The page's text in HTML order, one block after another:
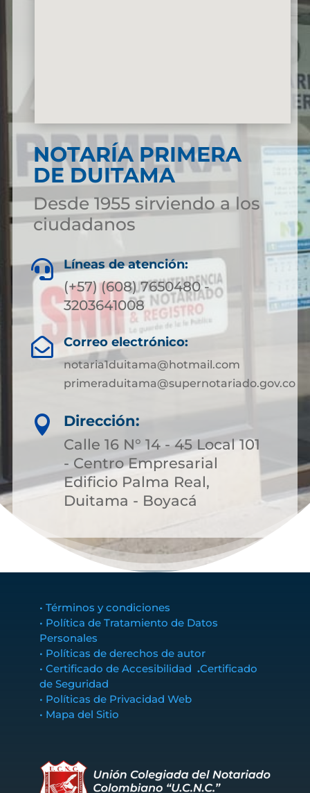
NOTARÍA PRIMERA
DE DUITAMA
Desde 1955 sirviendo a los
ciudadanos
 Líneas de atención:
(+57) (608) 7650480 -
3203641008
 Correo electrónico:
notaria1duitama@hotmail.com
primeraduitama@supernotariado.gov.co

Dirección:
Calle 16 N° 14 - 45 Local 101
- Centro Empresarial
Edificio Palma Real,
Duitama - Boyacá
• Términos y condiciones
• Política de Tratamiento de Datos
Personales
• Políticas de derechos de autor
• Certificado de Accesibilidad .Certificado
de Seguridad
• Políticas de Privacidad Web
• Mapa del Sitio